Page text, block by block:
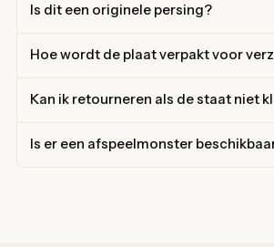
Is dit een originele persing?
Hoe wordt de plaat verpakt voor
Kan ik retourneren als de staat niet
Is er een afspeelmonster